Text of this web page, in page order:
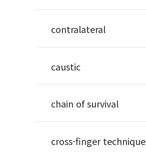
contralateral
caustic
chain of survival
cross-finger technique